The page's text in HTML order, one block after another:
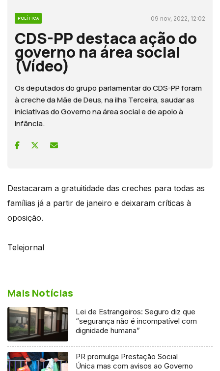
POLÍTICA 09 nov, 2022, 12:02
CDS-PP destaca ação do
governo na área social
(Vídeo)
Os deputados do grupo parlamentar do CDS-PP foram
à creche da Mãe de Deus, na ilha Terceira, saudar as
iniciativas do Governo na área social e de apoio à
infância.
Destacaram a gratuitidade das creches para todas as
famílias já a partir de janeiro e deixaram críticas à
oposição.
Telejornal
Mais Notícias
Lei de Estrangeiros: Seguro diz que
“segurança não é incompatível com
dignidade humana”
PR promulga Prestação Social
Única mas com avisos ao Governo